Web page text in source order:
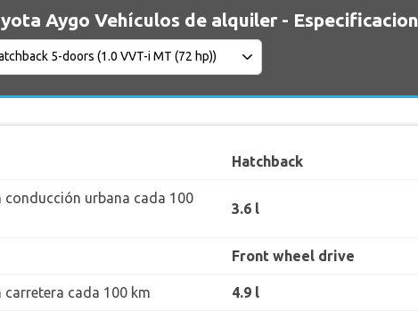
Aygo Vehículos de alquiler -
Hatchback
conducción urbana cada 100
3.6 l
Front wheel drive
cada 100 km 4.9 l